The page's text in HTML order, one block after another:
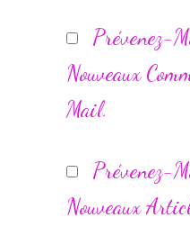
Prévenez-
Nouveaux
Mail.
Prévenez-
Nouveaux